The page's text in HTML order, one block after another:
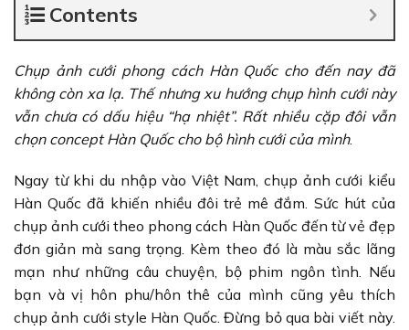
Contents
Chụp ảnh cưới phong cách Hàn Quốc cho đến nay đã
không còn xa lạ. Thế nhưng xu hướng chụp hình cưới này
vẫn chưa có dấu hiệu “hạ nhiệt”. Rất nhiều cặp đôi vẫn
chọn concept Hàn Quốc cho bộ hình cưới của mình.
Ngay từ khi du nhập vào Việt Nam, chụp ảnh cưới kiểu
Hàn Quốc đã khiến nhiều đôi trẻ mê đắm. Sức hút của
chụp ảnh cưới theo phong cách Hàn Quốc đến từ vẻ đẹp
đơn giản mà sang trọng. Kèm theo đó là màu sắc lãng
mạn như những câu chuyện, bộ phim ngôn tình. Nếu
bạn và vị hôn phu/hôn thê của mình cũng yêu thích
chụp ảnh cưới style Hàn Quốc. Đừng bỏ qua bài viết này.